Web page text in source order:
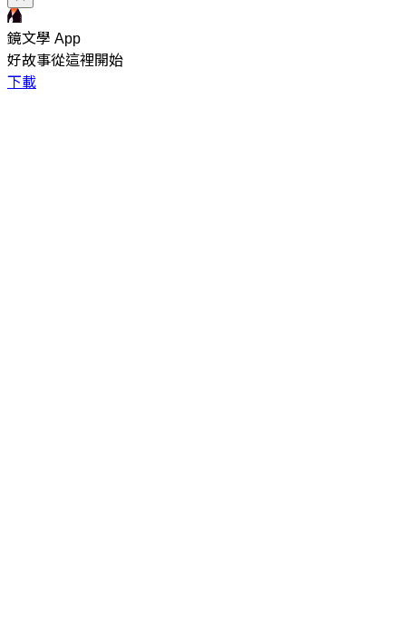
鏡文學 App
好故事從這裡開始
下載